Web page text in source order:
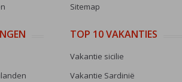
Sitemap
TOP 10 VAKANTIES
Vakantie sicilie
Vakantie Sardinië